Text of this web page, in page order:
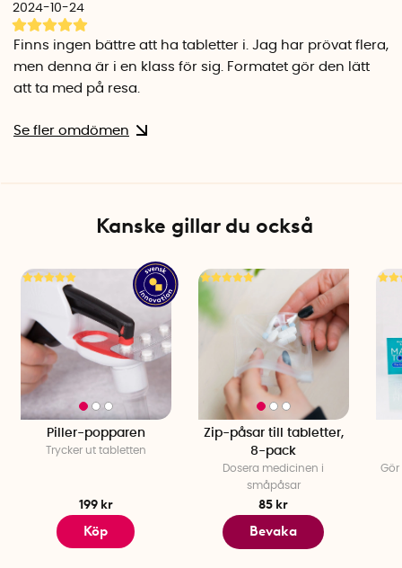
2024-10-24
Finns ingen bättre att ha tabletter i. Jag har prövat flera,
men denna är i en klass för sig. Formatet gör den lätt
att ta med på resa.
Se fler omdömen
Kanske gillar du också
Piller-popparen
Trycker ut tabletten
199 kr
Köp
Zip-påsar till tabletter,
8-pack
Dosera medicinen i
småpåsar
85 kr
Bevaka
Gör